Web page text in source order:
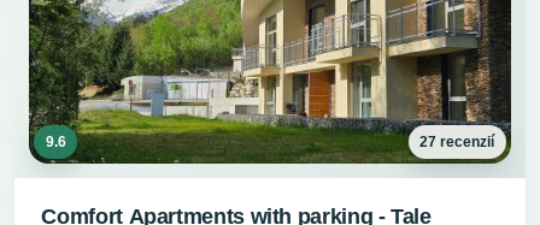
9.6 27 recenzií
Comfort Apartments with parking - Tale